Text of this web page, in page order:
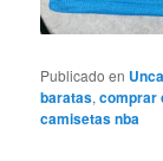
Publicado en
baratas,comprar
camisetas nba